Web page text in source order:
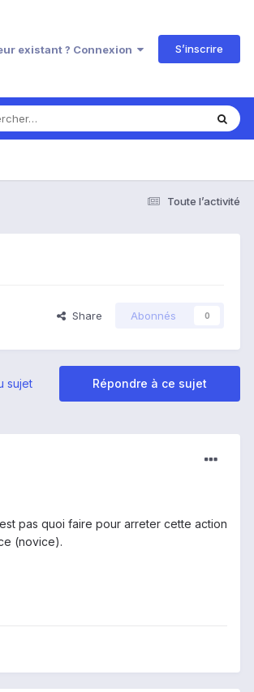
existant ? Connexion S’inscrire
Toute l’activité
Share Abonnés 0
Répondre à ce sujet
sujet
pas quoi faire pour arreter cette action
(novice).